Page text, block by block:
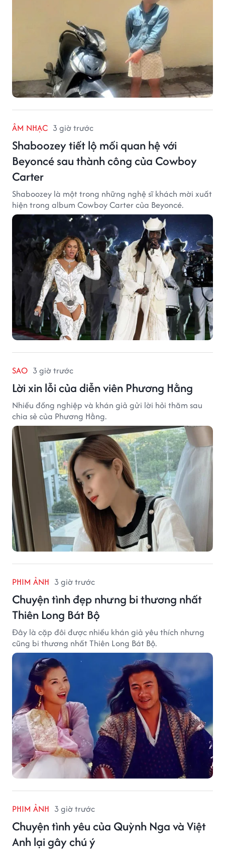
ÂM NHẠC 3 giờ trước
Shaboozey tiết lộ mối quan hệ với
Beyoncé sau thành công của Cowboy
Carter
Shaboozey là một trong những nghệ sĩ khách mời xuất
hiện trong album Cowboy Carter của Beyoncé.
SAO 3 giờ trước
Lời xin lỗi của diễn viên Phương Hằng
Nhiều đồng nghiệp và khán giả gửi lời hỏi thăm sau
chia sẻ của Phương Hằng.
PHIM ẢNH 3 giờ trước
Chuyện tình đẹp nhưng bi thương nhất
Thiên Long Bát Bộ
Đây là cặp đôi được nhiều khán giả yêu thích nhưng
cũng bi thương nhất Thiên Long Bát Bộ.
PHIM ẢNH 3 giờ trước
Chuyện tình yêu của Quỳnh Nga và Việt
Anh lại gây chú ý